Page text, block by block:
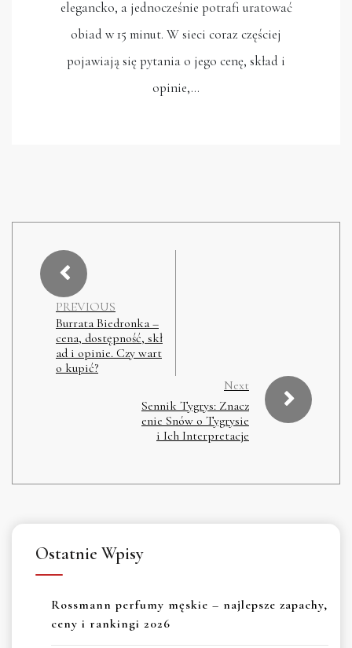
elegancko, a jednocześnie potrafi uratować
obiad w 15 minut. W sieci coraz częściej
pojawiają się pytania o jego cenę, skład i
opinie,…
PREVIOUS
Burrata Biedronka –
cena, dostępność, skł
ad i opinie. Czy wart
o kupić?
Next
Sennik Tygrys: Znacz
enie Snów o Tygrysie
i Ich Interpretacje
Ostatnie Wpisy
Rossmann perfumy męskie – najlepsze zapachy,
ceny i rankingi 2026